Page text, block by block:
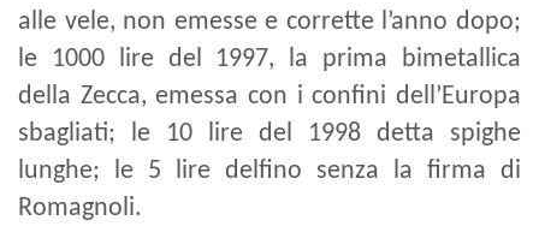
alle vele, non emesse e corrette l’anno dopo;
le 1000 lire del 1997, la prima bimetallica
della Zecca, emessa con i confini dell’Europa
sbagliati; le 10 lire del 1998 detta spighe
lunghe; le 5 lire delfino senza la firma di
Romagnoli.